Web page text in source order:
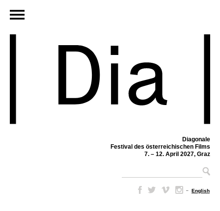
Diagonale
Festival des österreichischen Films
7. – 12. April 2027, Graz
– English